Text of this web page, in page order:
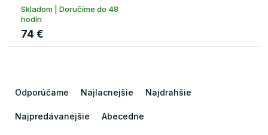
Skladom | Doručíme do 48
hodín
74 €
Odporúčame Najlacnejšie Najdrahšie
Najpredávanejšie Abecedne